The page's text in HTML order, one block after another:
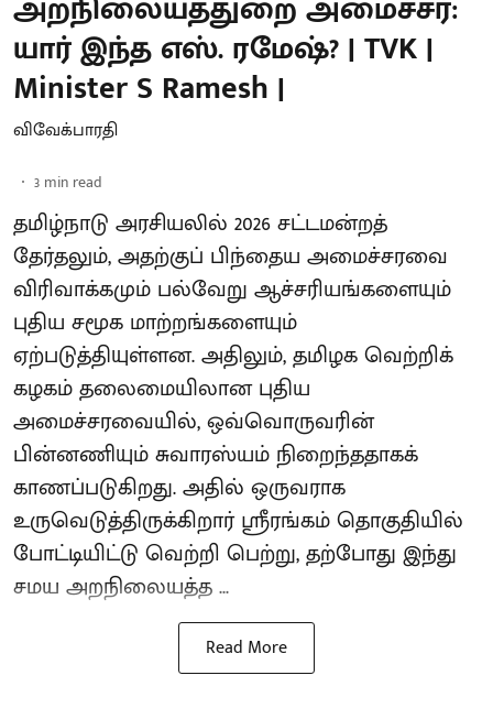
யார் இந்த எஸ். ரமேஷ்? | TVK |
Minister S Ramesh |
விவேக்பாரதி
3 min read
தமிழ்நாடு அரசியலில் 2026 சட்டமன்றத்
தேர்தலும், அதற்குப் பிந்தைய அமைச்சரவை
விரிவாக்கமும் பல்வேறு ஆச்சரியங்களையும்
புதிய சமூக மாற்றங்களையும்
ஏற்படுத்தியுள்ளன. அதிலும், தமிழக வெற்றிக்
கழகம் தலைமையிலான புதிய
அமைச்சரவையில், ஒவ்வொருவரின்
பின்னணியும் சுவாரஸ்யம் நிறைந்ததாகக்
காணப்படுகிறது. அதில் ஒருவராக
உருவெடுத்திருக்கிறார் ஸ்ரீரங்கம் தொகுதியில்
போட்டியிட்டு வெற்றி பெற்று, தற்போது இந்து
சமய அறநிலையத்த ...
Read More